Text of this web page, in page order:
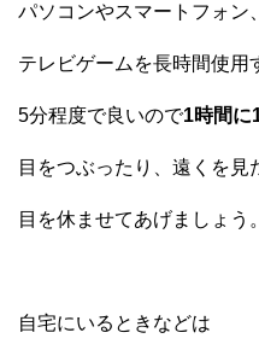
パソコンやスマートフォン、
テレビゲームを長時間使用
5分程度で良いので1時間に
目をつぶったり、遠くを見
目を休ませてあげましょう。
自宅にいるときなどは